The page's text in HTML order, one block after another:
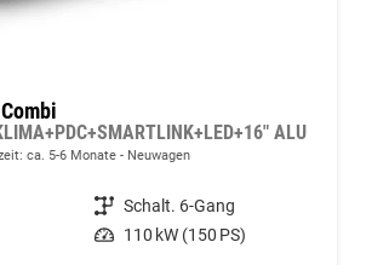
ALU
ca. 5-6 Monate Neuwagen
Getriebe Schalt. 6-Gang
Leistung 110 kW (150 PS)